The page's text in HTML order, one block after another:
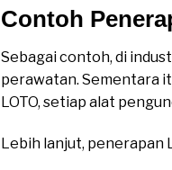
Contoh
Sebagai contoh, di
perawatan. Sementara
LOTO, setiap alat
Lebih lanjut, penerapan